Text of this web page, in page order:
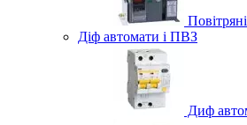
Діф автомати і ПВЗ
Диф